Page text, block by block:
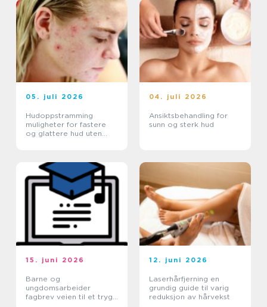
05. juli 2026
Hudoppstramming
muligheter for fastere
og glattere hud uten
04. juli 2026
Ansiktsbehandling for
sunn og sterk hud
15. juni 2026
Barne og
ungdomsarbeider
fagbrev veien til et trygt
12. juni 2026
Laserhårfjerning en
grundig guide til varig
reduksjon av hårvekst